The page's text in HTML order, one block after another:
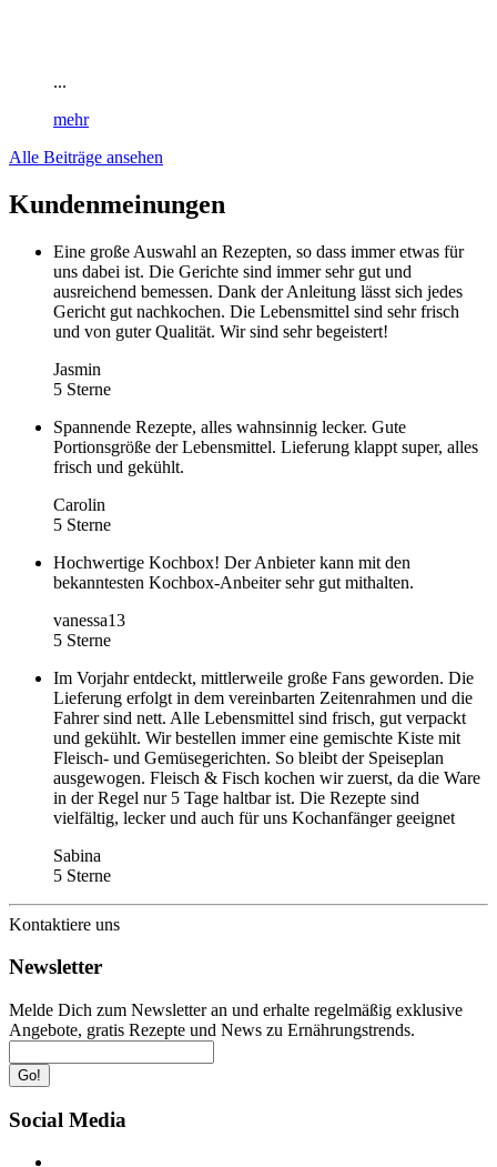
...
mehr
Alle Beiträge ansehen
Kundenmeinungen
Eine große Auswahl an Rezepten, so dass immer etwas für
uns dabei ist. Die Gerichte sind immer sehr gut und
ausreichend bemessen. Dank der Anleitung lässt sich jedes
Gericht gut nachkochen. Die Lebensmittel sind sehr frisch
und von guter Qualität. Wir sind sehr begeistert!
Jasmin
5 Sterne
Spannende Rezepte, alles wahnsinnig lecker. Gute
Portionsgröße der Lebensmittel. Lieferung klappt super, alles
frisch und gekühlt.
Carolin
5 Sterne
Hochwertige Kochbox! Der Anbieter kann mit den
bekanntesten Kochbox-Anbeiter sehr gut mithalten.
vanessa13
5 Sterne
Im Vorjahr entdeckt, mittlerweile große Fans geworden. Die
Lieferung erfolgt in dem vereinbarten Zeitenrahmen und die
Fahrer sind nett. Alle Lebensmittel sind frisch, gut verpackt
und gekühlt. Wir bestellen immer eine gemischte Kiste mit
Fleisch- und Gemüsegerichten. So bleibt der Speiseplan
ausgewogen. Fleisch & Fisch kochen wir zuerst, da die Ware
in der Regel nur 5 Tage haltbar ist. Die Rezepte sind
vielfältig, lecker und auch für uns Kochanfänger geeignet
Sabina
5 Sterne
Kontaktiere uns
Newsletter
Melde Dich zum Newsletter an und erhalte regelmäßig exklusive
Angebote, gratis Rezepte und News zu Ernährungstrends.
Go!
Social Media